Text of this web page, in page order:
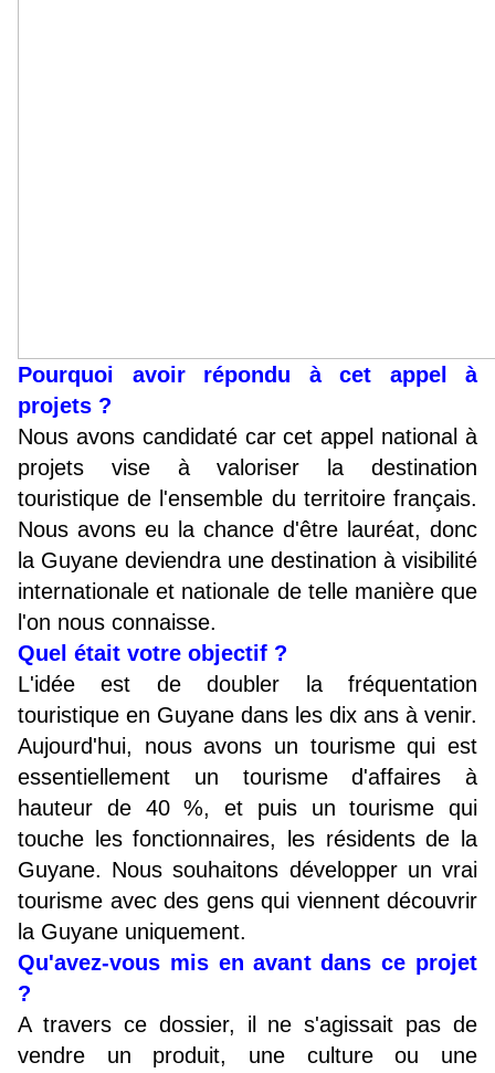
Pourquoi avoir répondu à cet appel à
projets ?
Nous avons candidaté car cet appel national à
projets vise à valoriser la destination
touristique de l'ensemble du territoire français.
Nous avons eu la chance d'être lauréat, donc
la Guyane deviendra une destination à visibilité
internationale et nationale de telle manière que
l'on nous connaisse.
Quel était votre objectif ?
L'idée est de doubler la fréquentation
touristique en Guyane dans les dix ans à venir.
Aujourd'hui, nous avons un tourisme qui est
essentiellement un tourisme d'affaires à
hauteur de 40 %, et puis un tourisme qui
touche les fonctionnaires, les résidents de la
Guyane. Nous souhaitons développer un vrai
tourisme avec des gens qui viennent découvrir
la Guyane uniquement.
Qu'avez-vous mis en avant dans ce projet
?
A travers ce dossier, il ne s'agissait pas de
vendre un produit, une culture ou une